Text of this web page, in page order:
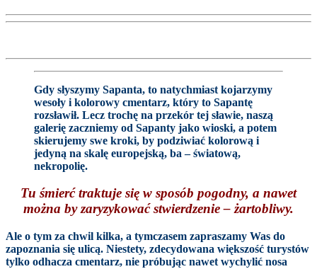
Gdy słyszymy Sapanta, to natychmiast kojarzymy
wesoły i kolorowy cmentarz, który to Sapantę
rozsławił. Lecz trochę na przekór tej sławie, naszą
galerię zaczniemy od Sapanty jako wioski, a potem
skierujemy swe kroki, by podziwiać kolorową i
jedyną na skalę europejską, ba – światową,
nekropolię.
Tu śmierć traktuje się w sposób pogodny, a nawet
można by zaryzykować stwierdzenie – żartobliwy.
Ale o tym za chwil kilka, a tymczasem zapraszamy Was do
zapoznania się ulicą. Niestety, zdecydowana większość turystów
tylko odhacza cmentarz, nie próbując nawet wychylić nosa